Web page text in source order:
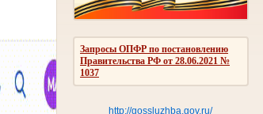
Запросы ОПФР по постановлению
Правительства РФ от 28.06.2021 №
1037
http://gossluzhba.gov.ru/